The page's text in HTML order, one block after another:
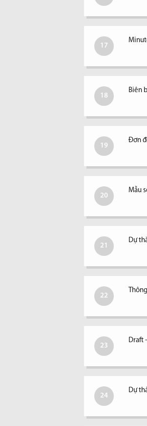
17
18
Biên
19
Đơn
20
Mẫu
21
Dự
22
23
Draft
24
Dự